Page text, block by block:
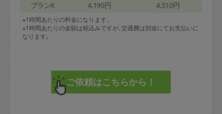
プランK 4,190円 4,510円
※1時間あたりの料金になります。
※1時間あたりの金額は税込みですが､交通費は別途にてお支払いに
なります｡